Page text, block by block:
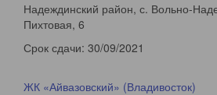
Надеждинский район, с. Вольно-
Пихтовая, 6
Срок сдачи: 30/09/2021
ЖК «Айвазовский» (Владивосток)